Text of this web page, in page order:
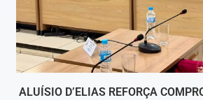
ALUÍSIO D’ELIAS REFORÇA